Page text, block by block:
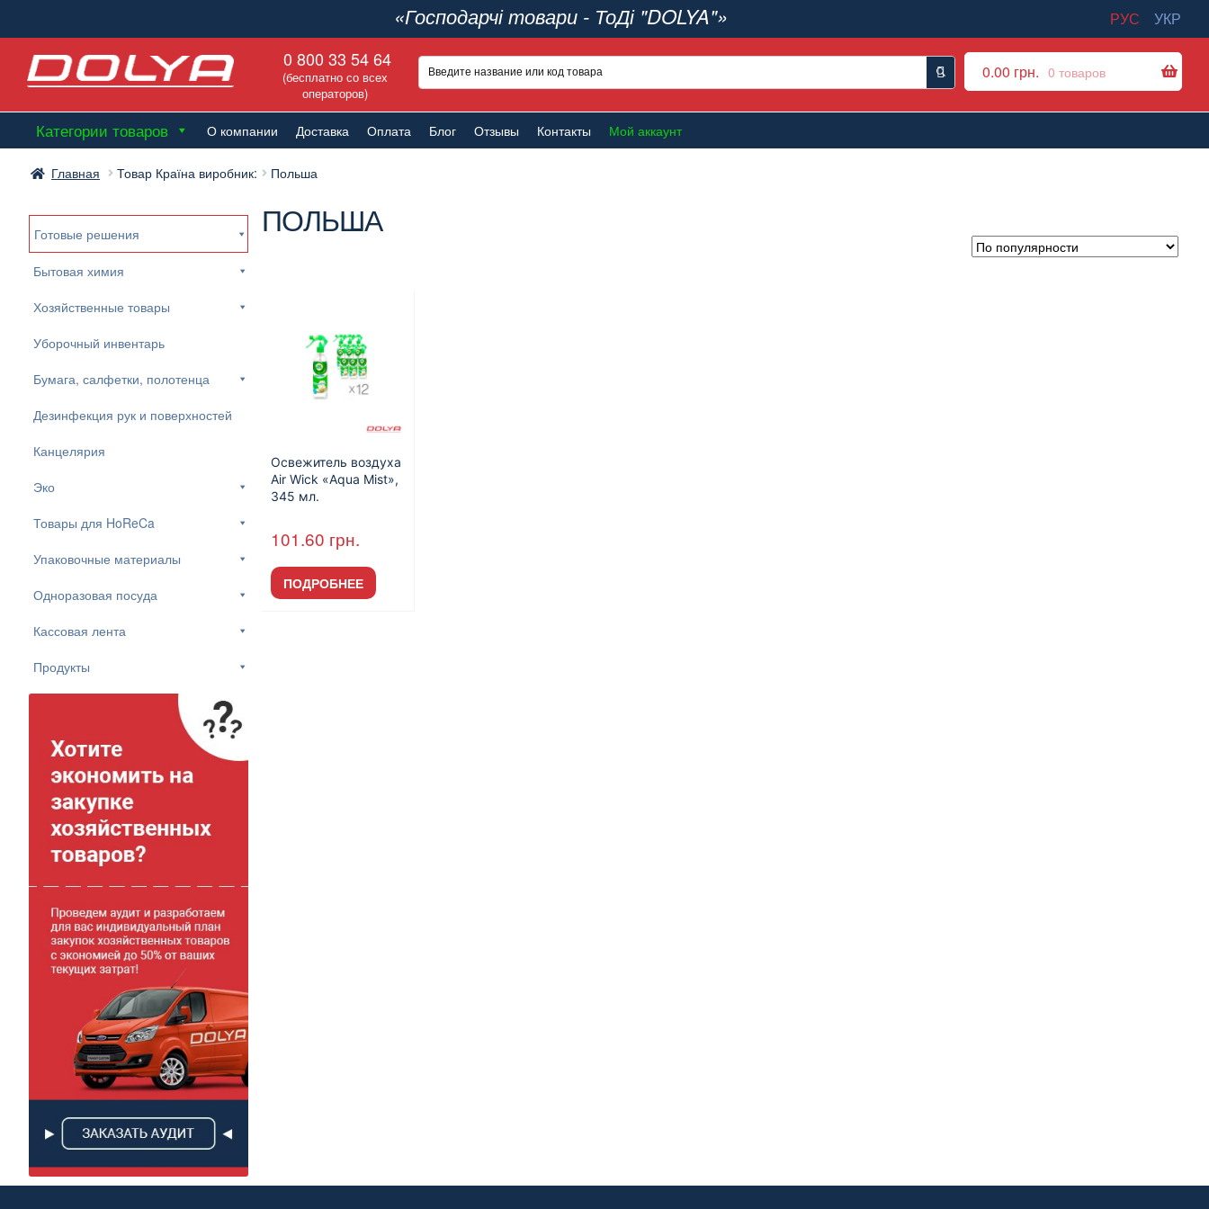
«Господарчі товари - ТоДі "DOLYA"» РУС
УКР
к
навигации
к
содержимому
0 800 33 54 64
(бесплатно со всех
операторов)
0.00 грн. 0 товаров
Категории товаров О компании Доставка Оплата Блог Отзывы Контакты Мой аккаунт
Главная Товар Країна виробник: Польша
ПОЛЬША
Освежитель воздуха
Air Wick «Aqua Mist»,
345 мл.
101.60 грн.
ПОДРОБНЕЕ
Готовые решения
Бытовая химия
Хозяйственные товары
Уборочный инвентарь
Бумага, салфетки, полотенца
Дезинфекция рук и поверхностей
Канцелярия
Эко
Товары для HoReCa
Упаковочные материалы
Одноразовая посуда
Кассовая лента
Продукты